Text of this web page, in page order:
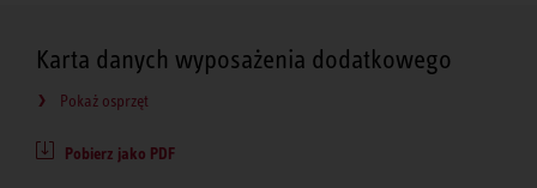
Karta danych wyposażenia dodatkowego
Pokaż osprzęt
Pobierz jako PDF